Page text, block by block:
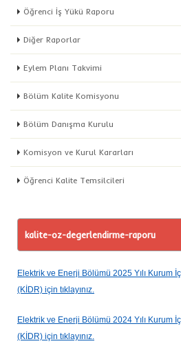
Öğrenci İş Yükü Raporu
Diğer Raporlar
Eylem Planı Takvimi
Bölüm Kalite Komisyonu
Bölüm Danışma Kurulu
Komisyon ve Kurul Kararları
Öğrenci Kalite Temsilcileri
kalite-oz-degerlendirme-raporu
Elektrik ve Enerji Bölümü 2025 Yılı Kurum
(KİDR) için tıklayınız.
Elektrik ve Enerji Bölümü 2024 Yılı Kurum
(KİDR) için tıklayınız.